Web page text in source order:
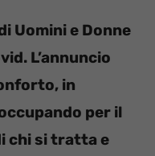
Uomini e Donne
L’annuncio
in
per il
chi si tratta e